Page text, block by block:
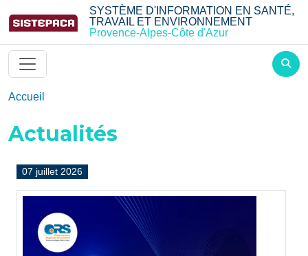
Aller au contenu principalSYSTÈME D'INFORMATION EN SANTÉ,
TRAVAIL ET ENVIRONNEMENT
Provence-Alpes-Côte d'Azur
Accueil
Actualités
07 juillet 2026